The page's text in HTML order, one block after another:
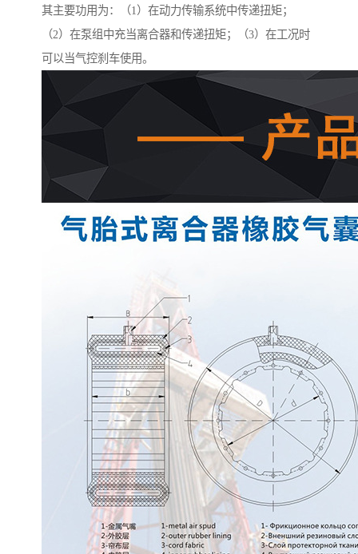
其主要功用为：（1）在动力传输系统中传递扭矩；
（2）在泵组中充当离合器和传递扭矩；（3）在工况时
可以当气控刹车使用。